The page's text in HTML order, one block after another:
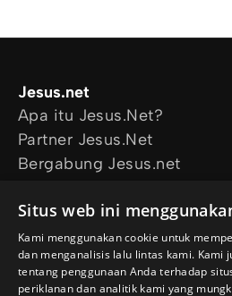
Jesus.net
Apa itu Jesus.Net?
Partner Jesus.Net
Bergabung Jesus.net
Artikel
Video
Proyek kami
Aku mau didoakan
Situs web ini
Kami menggunakan cookie untuk
dan menganalisis lalu lintas kami. Kami
tentang penggunaan Anda terhadap
periklanan dan analitik kami yang